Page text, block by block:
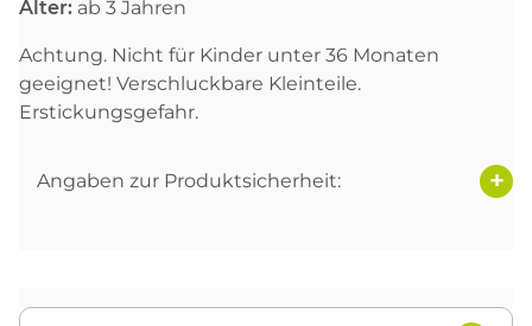
Alter: ab 3 Jahren
Achtung. Nicht für Kinder unter 36 Monaten
geeignet! Verschluckbare Kleinteile.
Erstickungsgefahr.
Angaben zur Produktsicherheit: